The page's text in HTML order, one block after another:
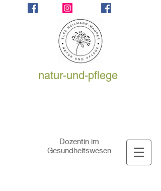
natur-und-pflege
Dozentin im
Gesundheitswesen